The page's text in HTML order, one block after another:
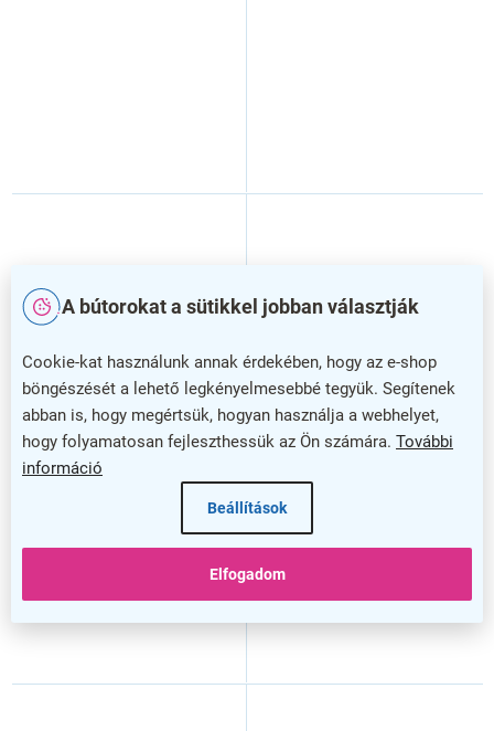
A bútorokat a sütikkel jobban választják
Cookie-kat használunk annak érdekében, hogy az e-shop
böngészését a lehető legkényelmesebbé tegyük. Segítenek
abban is, hogy megértsük, hogyan használja a webhelyet,
hogy folyamatosan fejleszthessük az Ön számára. További
információ
Beállítások
Elfogadom
Amo Velvet bárszék, bézs Amo Velvet bárszék, szürke